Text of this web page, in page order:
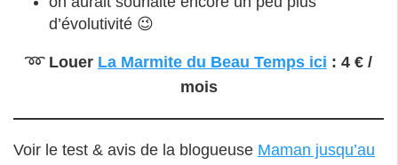
d’évolutivité 😉
➿ Louer La Marmite du Beau Temps ici : 4 € /
mois
Voir le test & avis de la blogueuse Maman jusqu’au